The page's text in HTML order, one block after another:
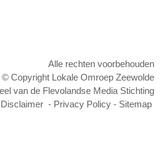
Alle rechten voorbehouden
© Copyright Lokale Omroep Zeewolde
van de Flevolandse Media Stichting
Disclaimer - Privacy Policy - Sitemap